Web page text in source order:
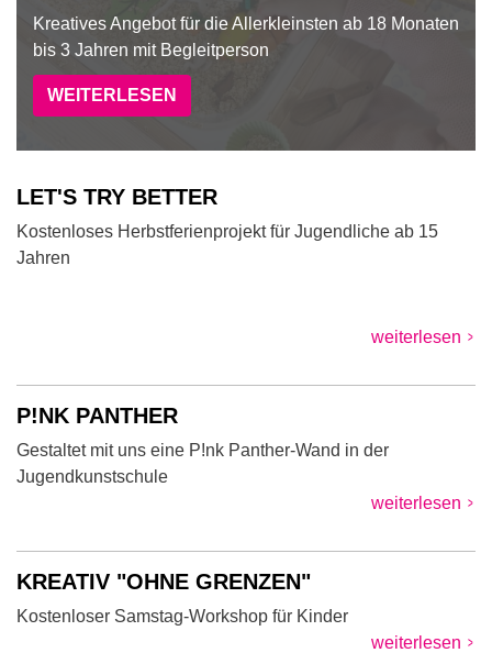
Kreatives Angebot für die Allerkleinsten ab 18 Monaten
bis 3 Jahren mit Begleitperson
WEITERLESEN
LET'S TRY BETTER
Kostenloses Herbstferienprojekt für Jugendliche ab 15
Jahren
weiterlesen
P!NK PANTHER
Gestaltet mit uns eine P!nk Panther-Wand in der
Jugendkunstschule
weiterlesen
KREATIV "OHNE GRENZEN"
Kostenloser Samstag-Workshop für Kinder
weiterlesen